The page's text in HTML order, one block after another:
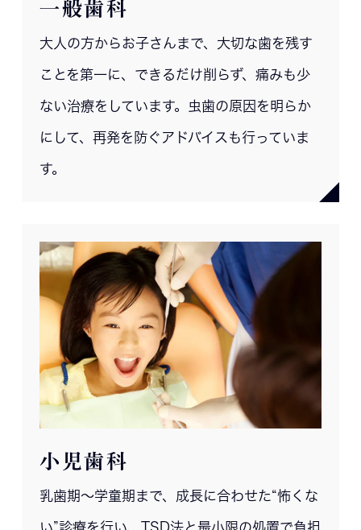
一般歯科
大人の方からお子さんまで、大切な歯を残す
ことを第一に、できるだけ削らず、痛みも少
ない治療をしています。虫歯の原因を明らか
にして、再発を防ぐアドバイスも行っていま
す。
小児歯科
乳歯期〜学童期まで、成長に合わせた“怖くな
い”診療を行い、TSD法と最小限の処置で負担